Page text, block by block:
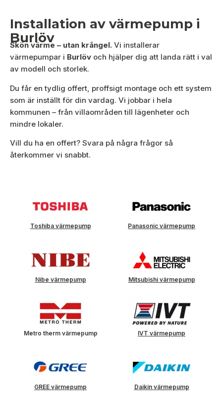
Installation av värmepump i
Burlöv
Skön värme – utan krångel. Vi installerar
värmepumpar i Burlöv och hjälper dig att landa rätt i val
av modell och storlek.
Du får en tydlig offert, proffsigt montage och ett system
som är inställt för din vardag. Vi jobbar i hela
kommunen – från villaområden till lägenheter och
mindre lokaler.
Vill du ha en offert? Svara på några frågor så
återkommer vi snabbt.
Toshiba värmepump Panasonic värmepump
Nibe värmepump Mitsubishi värmepump
Metro therm värmepump IVT värmepump
GREE värmepump Daikin värmepump